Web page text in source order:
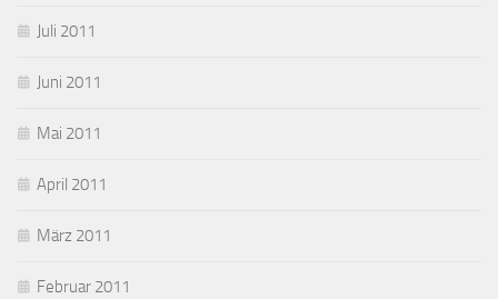
Juli 2011
Juni 2011
Mai 2011
April 2011
März 2011
Februar 2011